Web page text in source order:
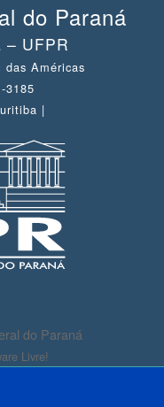
do Paraná
UFPR
Américas
3185
|
do Paraná
Livre!